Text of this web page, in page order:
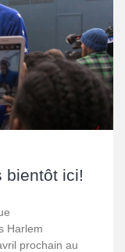
bientôt ici!
Harlem
prochain au